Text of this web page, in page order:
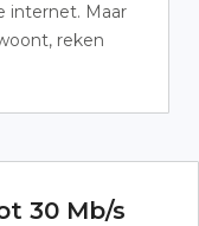
internet. Maar
reken
30 Mb/s